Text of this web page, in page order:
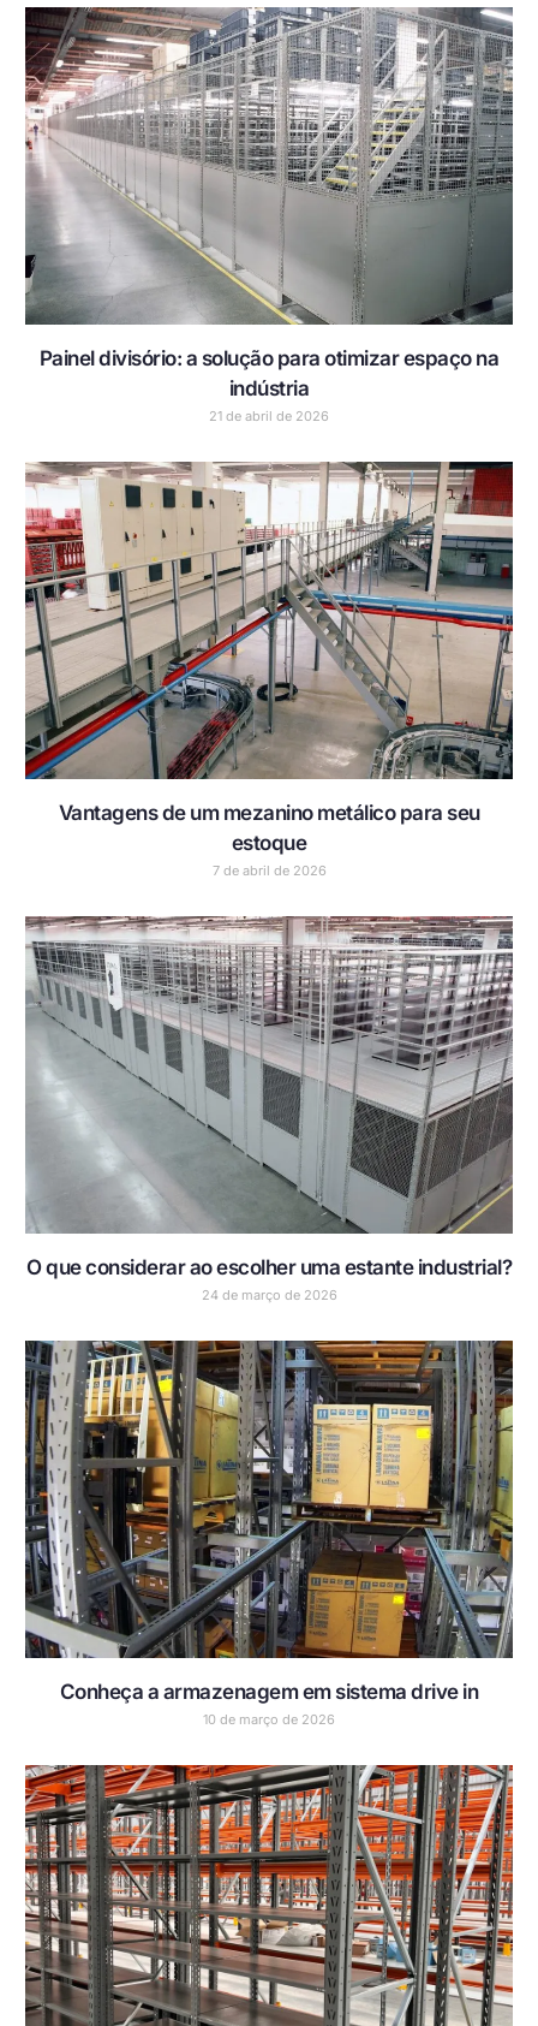
Painel divisório: a solução para otimizar espaço na
indústria
21 de abril de 2026
Vantagens de um mezanino metálico para seu
estoque
7 de abril de 2026
O que considerar ao escolher uma estante industrial?
24 de março de 2026
Conheça a armazenagem em sistema drive in
10 de março de 2026